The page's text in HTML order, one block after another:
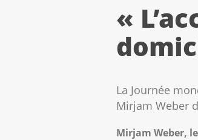
«
La Journée
Mirjam Weber
Mirjam Weber,